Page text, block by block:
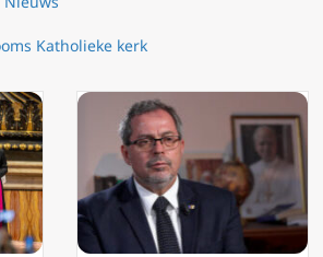
Katholieke kerk